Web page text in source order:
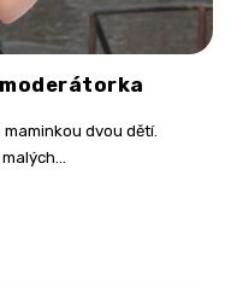
dvou dětí.